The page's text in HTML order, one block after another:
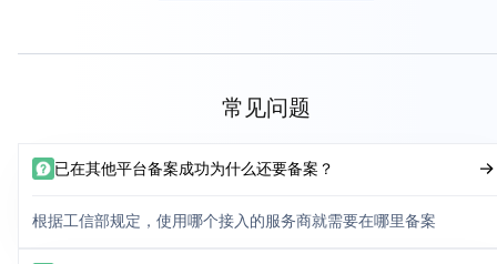
常见问题
已在其他平台备案成功为什么还要备案？
根据工信部规定，使用哪个接入的服务商就需要在哪里备案